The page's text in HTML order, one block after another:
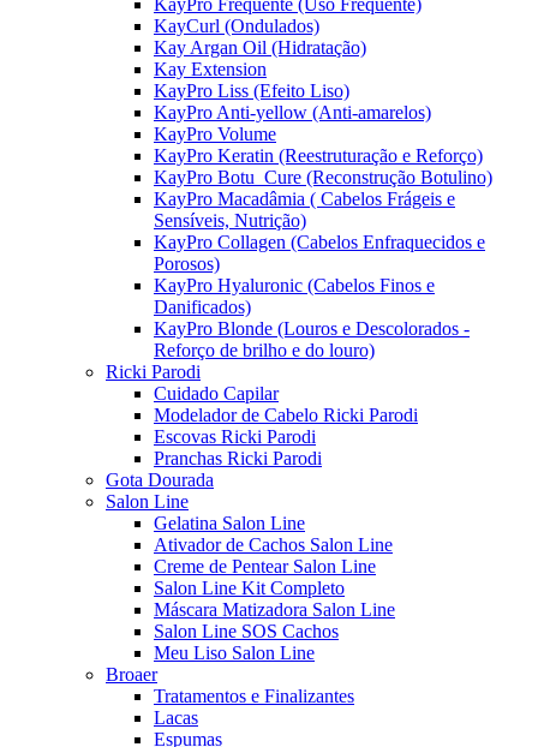
KayPro Frequente (Uso Frequente)
KayCurl (Ondulados)
Kay Argan Oil (Hidratação)
Kay Extension
KayPro Liss (Efeito Liso)
KayPro Anti-yellow (Anti-amarelos)
KayPro Volume
KayPro Keratin (Reestruturação e Reforço)
KayPro Botu_Cure (Reconstrução Botulino)
KayPro Macadâmia ( Cabelos Frágeis e
Sensíveis, Nutrição)
KayPro Collagen (Cabelos Enfraquecidos e
Porosos)
KayPro Hyaluronic (Cabelos Finos e
Danificados)
KayPro Blonde (Louros e Descolorados -
Reforço de brilho e do louro)
Ricki Parodi
Cuidado Capilar
Modelador de Cabelo Ricki Parodi
Escovas Ricki Parodi
Pranchas Ricki Parodi
Gota Dourada
Salon Line
Gelatina Salon Line
Ativador de Cachos Salon Line
Creme de Pentear Salon Line
Salon Line Kit Completo
Máscara Matizadora Salon Line
Salon Line SOS Cachos
Meu Liso Salon Line
Broaer
Tratamentos e Finalizantes
Lacas
Espumas